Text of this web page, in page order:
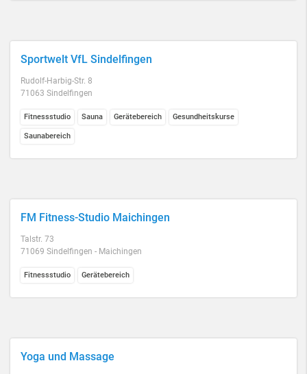
Sportwelt VfL Sindelfingen
Rudolf-Harbig-Str. 8
71063 Sindelfingen
Fitnessstudio Sauna Gerätebereich Gesundheitskurse
Saunabereich
FM Fitness-Studio Maichingen
Talstr. 73
71069 Sindelfingen - Maichingen
Fitnessstudio Gerätebereich
Yoga und Massage